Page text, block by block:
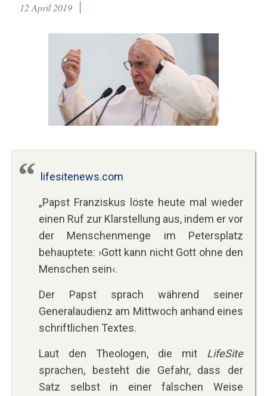
12 April 2019
lifesitenews.com
„Papst Franziskus löste heute mal wieder
einen Ruf zur Klarstellung aus, indem er vor
der Menschenmenge im Petersplatz
behauptete: ›Gott kann nicht Gott ohne den
Menschen sein‹.
Der Papst sprach während seiner
Generalaudienz am Mittwoch anhand eines
schriftlichen Textes.
Laut den Theologen, die mit LifeSite
sprachen, besteht die Gefahr, dass der
Satz selbst in einer falschen Weise